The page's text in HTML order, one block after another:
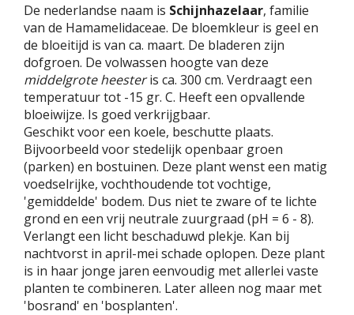
De nederlandse naam is Schijnhazelaar, familie
van de Hamamelidaceae. De bloemkleur is geel en
de bloeitijd is van ca. maart. De bladeren zijn
dofgroen. De volwassen hoogte van deze
middelgrote heesteris ca. 300 cm. Verdraagt een
temperatuur tot -15 gr. C. Heeft een opvallende
bloeiwijze. Is goed verkrijgbaar.
Geschikt voor een koele, beschutte plaats.
Bijvoorbeeld voor stedelijk openbaar groen
(parken) en bostuinen. Deze plant wenst een matig
voedselrijke, vochthoudende tot vochtige,
'gemiddelde' bodem. Dus niet te zware of te lichte
grond en een vrij neutrale zuurgraad (pH = 6 - 8).
Verlangt een licht beschaduwd plekje. Kan bij
nachtvorst in april-mei schade oplopen. Deze plant
is in haar jonge jaren eenvoudig met allerlei vaste
planten te combineren. Later alleen nog maar met
'bosrand' en 'bosplanten'.